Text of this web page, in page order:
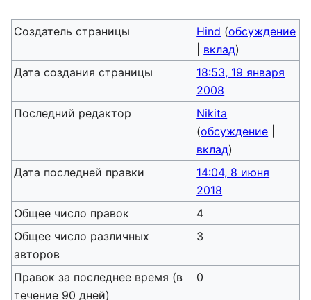
Создатель страницы Hind (обсуждение
вклад)
Дата создания страницы
18:53, 19 января
2008
Последний редактор
Nikita
(обсуждение
вклад)
Дата последней правки
14:04, 8 июня
2018
Общее число правок
4
Общее число различных
авторов
3
Правок за последнее время (в
течение 90 дней)
0